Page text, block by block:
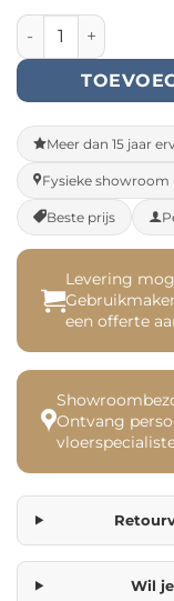
PVC Visgraat - Klik
Meer dan 15 jaar
Fysieke showroom
Beste prijs
Levering
een offerte
Ontvang
Wil